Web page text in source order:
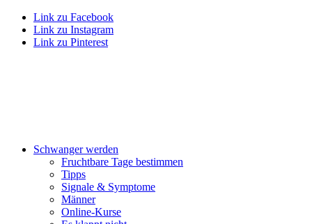
Link zu Facebook
Link zu Instagram
Link zu Pinterest
Schwan­ger wer­den
Frucht­ba­re Tage bestim­men
Tipps
Signa­le & Sym­pto­me
Män­ner
Online-Kur­se